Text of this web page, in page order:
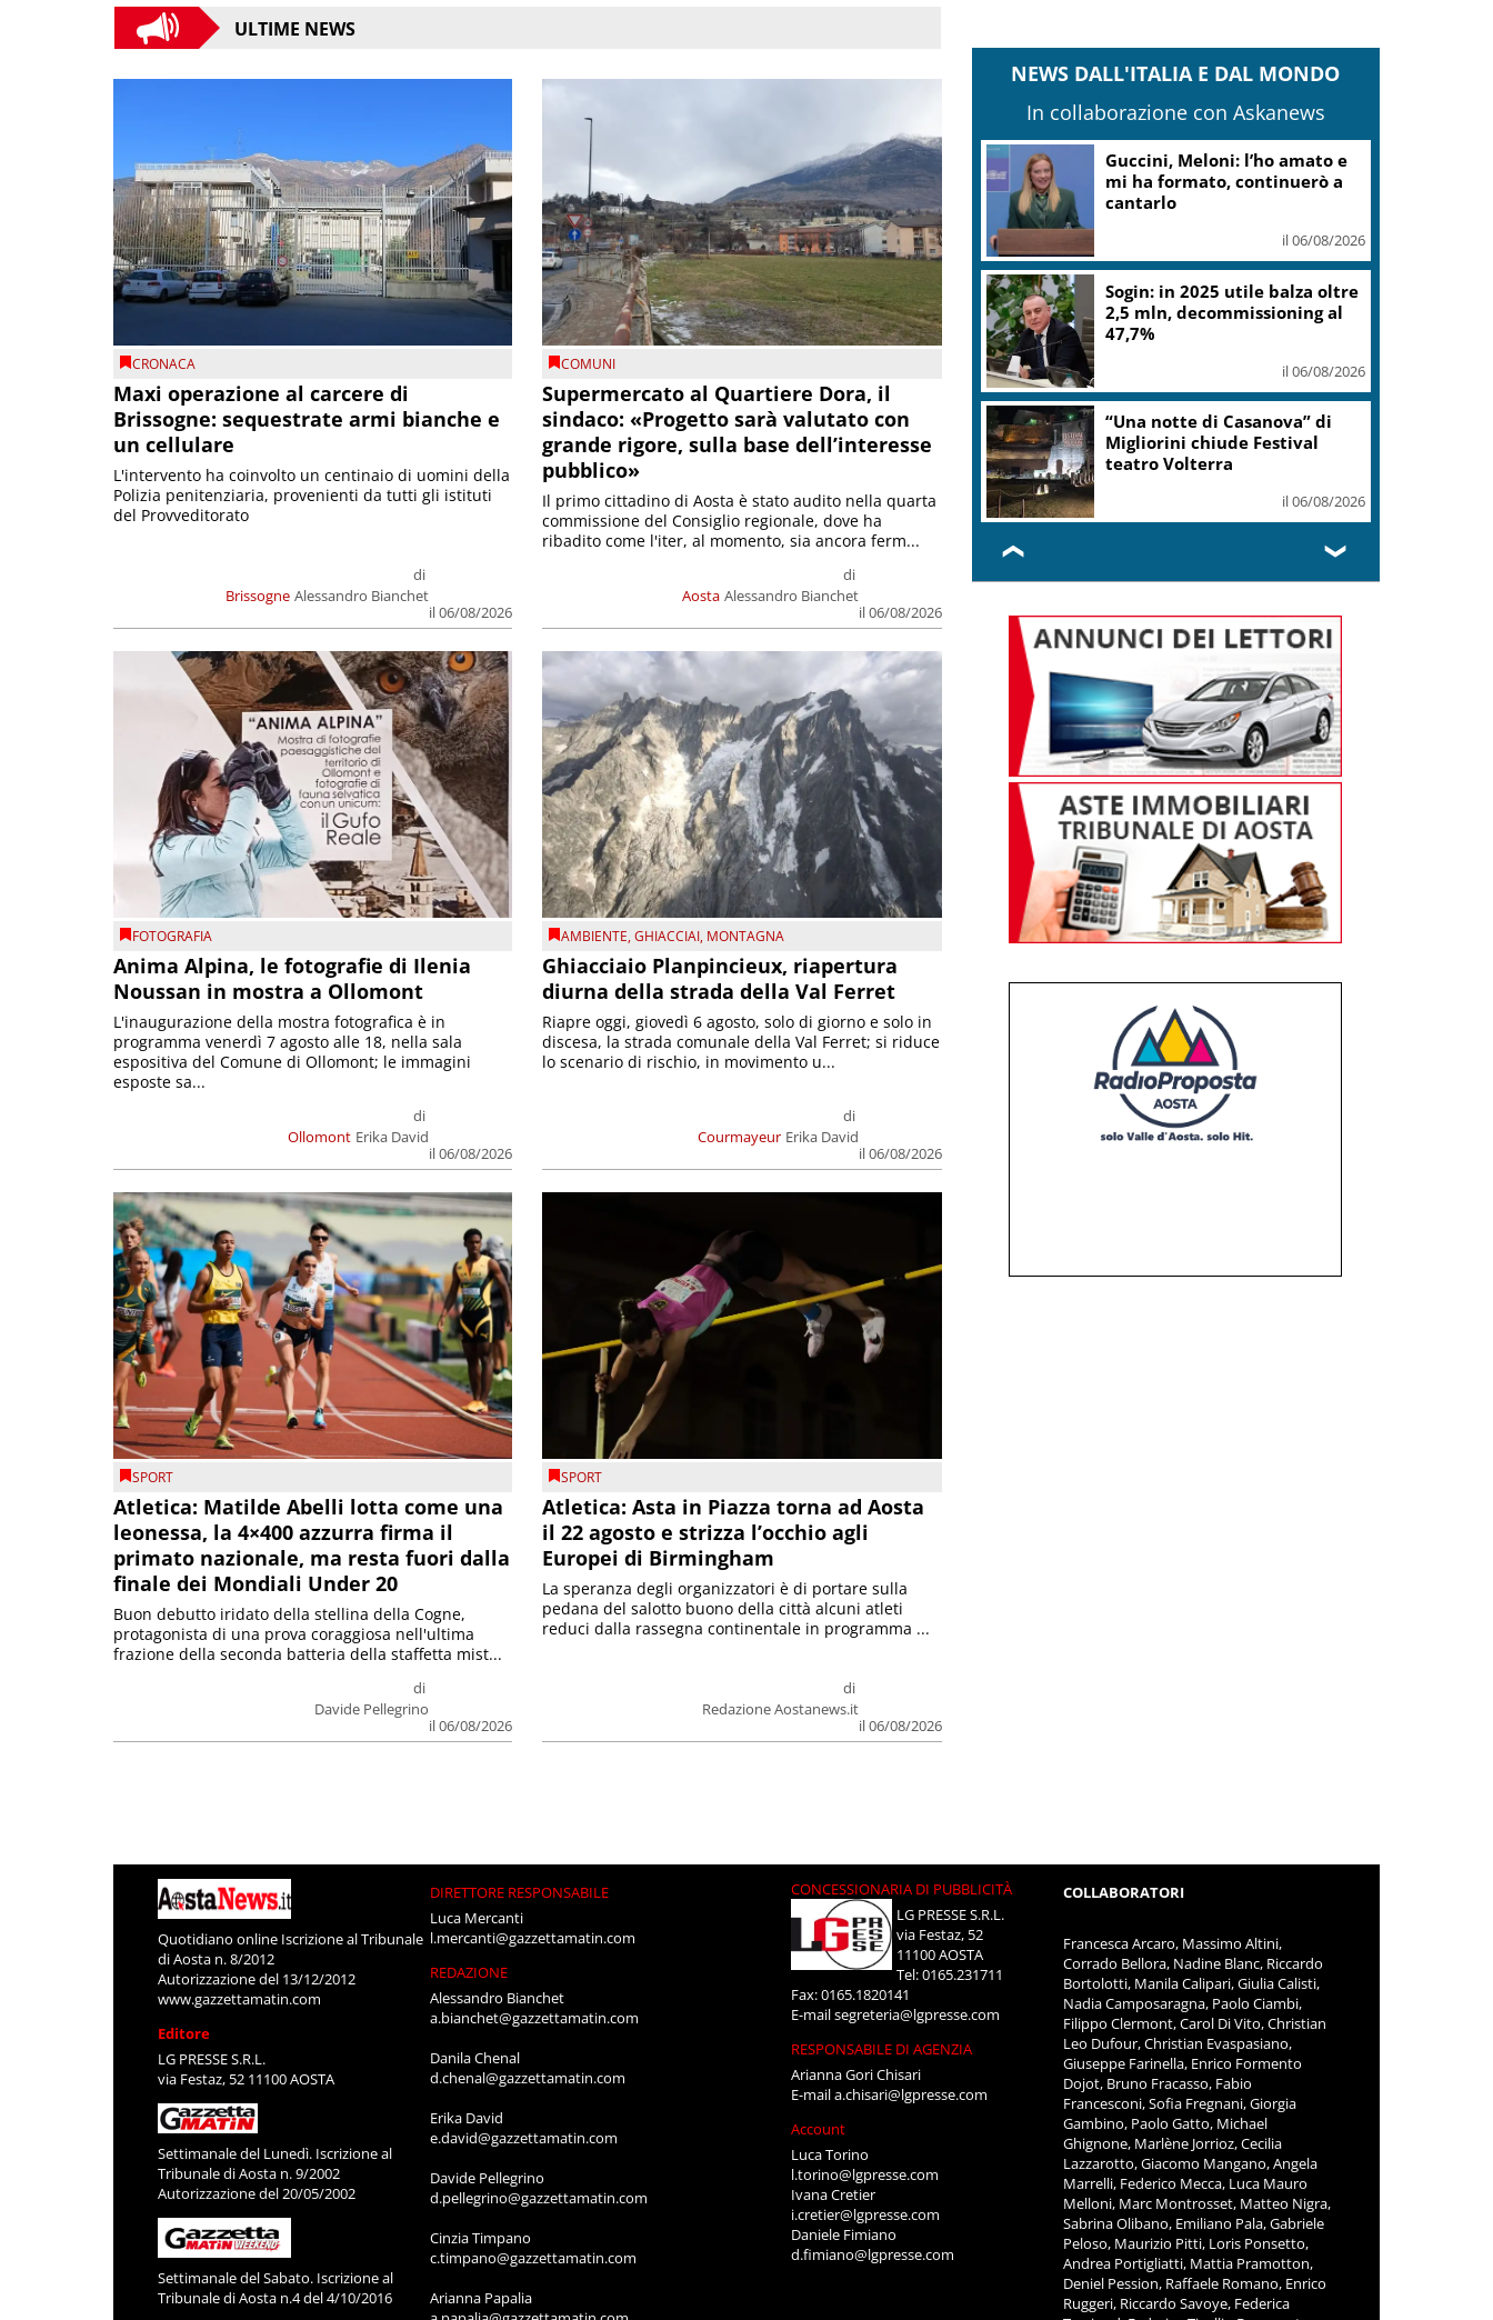
ULTIME NEWS
CRONACA
Maxi operazione al carcere di
Brissogne: sequestrate armi bianche e
un cellulare
Brissogne
di
Alessandro Bianchet
il 06/08/2026
L'intervento ha coinvolto un centinaio di uomini della
Polizia penitenziaria, provenienti da tutti gli istituti
del Provveditorato
COMUNI
Supermercato al Quartiere Dora, il
sindaco: «Progetto sarà valutato con
grande rigore, sulla base dell’interesse
pubblico»
Aosta
di
Alessandro Bianchet
il 06/08/2026
Il primo cittadino di Aosta è stato audito nella quarta
commissione del Consiglio regionale, dove ha
ribadito come l'iter, al momento, sia ancora ferm...
FOTOGRAFIA
Anima Alpina, le fotografie di Ilenia
Noussan in mostra a Ollomont
Ollomont
di
Erika David
il 06/08/2026
L'inaugurazione della mostra fotografica è in
programma venerdì 7 agosto alle 18, nella sala
espositiva del Comune di Ollomont; le immagini
esposte sa...
AMBIENTE,GHIACCIAI, MONTAGNA
Ghiacciaio Planpincieux, riapertura
diurna della strada della Val Ferret
Courmayeur
di
Erika David
il 06/08/2026
Riapre oggi, giovedì 6 agosto, solo di giorno e solo in
discesa, la strada comunale della Val Ferret; si riduce
lo scenario di rischio, in movimento u...
SPORT
Atletica: Matilde Abelli lotta come una
leonessa, la 4×400 azzurra firma il
primato nazionale, ma resta fuori dalla
finale dei Mondiali Under 20
di
Davide Pellegrino
il 06/08/2026
Buon debutto iridato della stellina della Cogne,
protagonista di una prova coraggiosa nell'ultima
frazione della seconda batteria della staffetta mist...
SPORT
Atletica: Asta in Piazza torna ad Aosta
il 22 agosto e strizza l’occhio agli
Europei di Birmingham
di
Redazione Aostanews.it
il 06/08/2026
La speranza degli organizzatori è di portare sulla
pedana del salotto buono della città alcuni atleti
reduci dalla rassegna continentale in programma ...
NEWS DALL'ITALIA E DAL MONDO
In collaborazione con Askanews
Valle d’Aosta, torna la festa
del lardo di Arnad: c’è anche il
gelato
il 06/08/2026
L.elettorale, tornano
malumori su alternanza,
donne Fi chiedono quote vere
il 06/08/2026
Europei Tuffi, Pellacani è
pokerissimo: 5 ori in 5 gare
il 06/08/2026
❮ ❯
Quotidiano online Iscrizione al Tribunale
di Aosta n. 8/2012
Autorizzazione del 13/12/2012
www.gazzettamatin.com
Editore
LG PRESSE S.R.L.
via Festaz, 52 11100 AOSTA
Settimanale del Lunedì. Iscrizione al
Tribunale di Aosta n. 9/2002
Autorizzazione del 20/05/2002
Settimanale del Sabato. Iscrizione al
Tribunale di Aosta n.4 del 4/10/2016
DIRETTORE RESPONSABILE
Luca Mercanti
l.mercanti@gazzettamatin.com
REDAZIONE
Alessandro Bianchet
a.bianchet@gazzettamatin.com
Danila Chenal
d.chenal@gazzettamatin.com
Erika David
e.david@gazzettamatin.com
Davide Pellegrino
d.pellegrino@gazzettamatin.com
Cinzia Timpano
c.timpano@gazzettamatin.com
Arianna Papalia
CONCESSIONARIA DI PUBBLICITÀ
LG PRESSE S.R.L.
via Festaz, 52
11100 AOSTA
Tel: 0165.231711
Fax: 0165.1820141
E-mailsegreteria@lgpresse.com
RESPONSABILE DI AGENZIA
Arianna Gori Chisari
E-maila.chisari@lgpresse.com
Account
Luca Torino
l.torino@lgpresse.com
Ivana Cretier
i.cretier@lgpresse.com
Daniele Fimiano
d.fimiano@lgpresse.com
COLLABORATORI
Francesca Arcaro, Massimo Altini,
Corrado Bellora, Nadine Blanc, Riccardo
Bortolotti, Manila Calipari, Giulia Calisti,
Nadia Camposaragna, Paolo Ciambi,
Filippo Clermont, Carol Di Vito, Christian
Leo Dufour, Christian Evaspasiano,
Giuseppe Farinella, Enrico Formento
Dojot, Bruno Fracasso, Fabio
Francesconi, Sofia Fregnani, Giorgia
Gambino, Paolo Gatto, Michael
Ghignone, Marlène Jorrioz, Cecilia
Lazzarotto, Giacomo Mangano, Angela
Marrelli, Federico Mecca, Luca Mauro
Melloni, Marc Montrosset, Matteo Nigra,
Sabrina Olibano, Emiliano Pala, Gabriele
Peloso, Maurizio Pitti, Loris Ponsetto,
Andrea Portigliatti, Mattia Pramotton,
Deniel Pession, Raffaele Romano, Enrico
Ruggeri, Riccardo Savoye, Federica